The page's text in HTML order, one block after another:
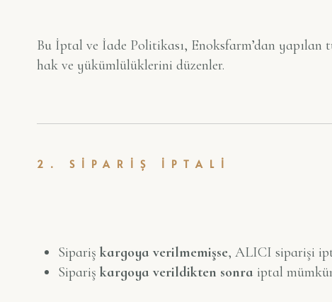
Bu İptal ve İade Politikası, Enoksfarm’dan
hak ve yükümlülüklerini düzenler.
2. SİPARİŞ İPTALİ
Sipariş kargoya verilmemişse, ALICI siparişi
Sipariş kargoya verildikten sonra iptal